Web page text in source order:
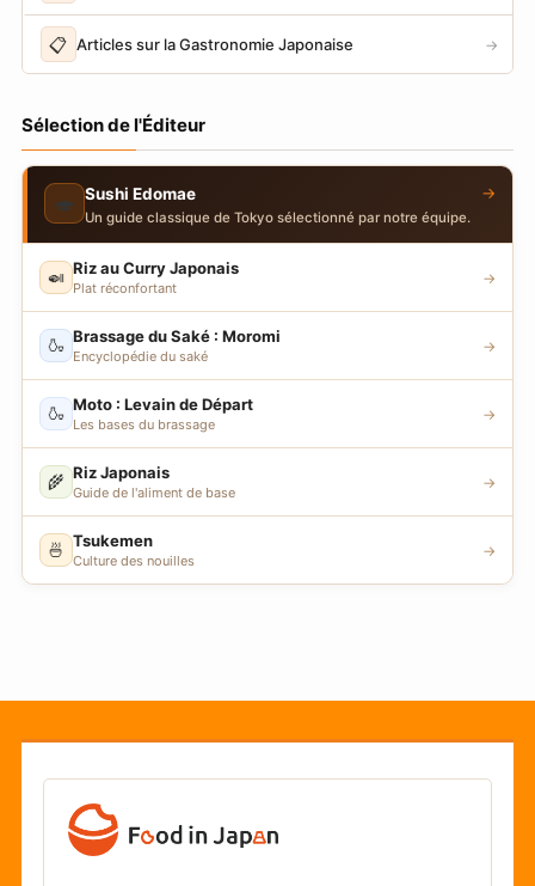
📋 Articles sur la Gastronomie Japonaise →
Sélection de l'Éditeur
🍣 Sushi Edomae
Un guide classique de Tokyo sélectionné par notre équipe.
→
🍛 Riz au Curry Japonais
Plat réconfortant
→
🍶 Brassage du Saké : Moromi
Encyclopédie du saké
→
🍶 Moto : Levain de Départ
Les bases du brassage
→
🌾 Riz Japonais
Guide de l'aliment de base
→
🍜 Tsukemen
Culture des nouilles
→